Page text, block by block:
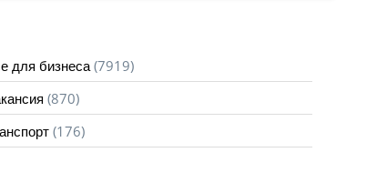
для бизнеса (7919)
(870)
(176)